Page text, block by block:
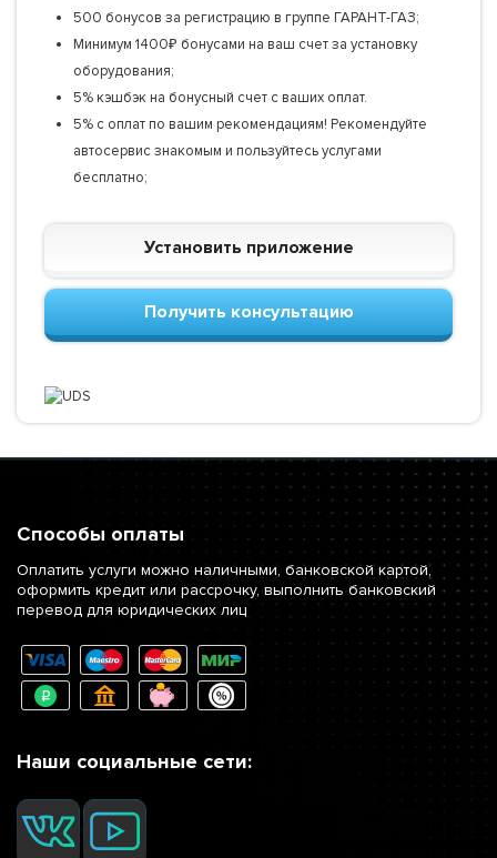
500 бонусов за регистрацию в группе ГАРАНТ-ГАЗ;
Минимум 1400₽ бонусами на ваш счет за установку
оборудования;
5% кэшбэк на бонусный счет с ваших оплат.
5% с оплат по вашим рекомендациям! Рекомендуйте
автосервис знакомым и пользуйтесь услугами
бесплатно;
Установить приложение
Получить консультацию
Способы оплаты
Оплатить услуги можно наличными, банковской картой,
оформить кредит или рассрочку, выполнить банковский
перевод для юридических лиц
Наши социальные сети: